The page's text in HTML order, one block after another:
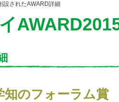
設されたAWARD詳細
知のフォーラム賞